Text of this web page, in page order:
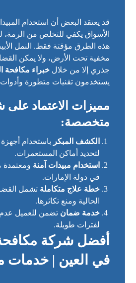
قد يعتقد البعض أن استخدام
الأسواق يكفي للتخلص من الرمة،
هذه الطرق مؤقتة فقط. النمل
مخفية تحت الأرض، ولا يمكن
جذري إلا من خلالخبراء مكافحة
يستخدمون تقنيات متطورة
مميزات الاعتماد على
متخصصة:
الكشف المبكر باستخدام
لتحديد أماكن المستعمرات.
استخدام مبيدات آمنة ومعتمدة
في دولة الإمارات.
خطة علاج متكاملة تشمل
الحالية ومنع تكاثرها.
خدمة ضمان تضمن للعميل عدم
لفترات طويلة.
أفضل شركة
في العين | خدمات